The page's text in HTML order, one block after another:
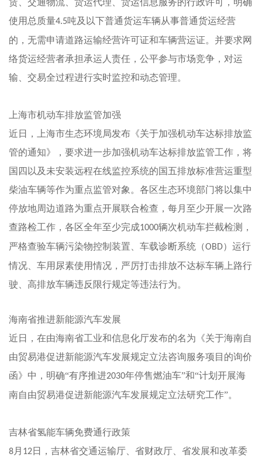
赁、交通物流、货运代理、货运信息服务的行政许可，明确
使用总质量4.5吨及以下普通货运车辆从事普通货运经营
的，无需申请道路运输经营许可证和车辆营运证。并要求网
络货运经营者承担承运人责任，公平参与市场竞争，对运
输、交易全过程进行实时监控和动态管理。
上海市机动车排放监管加强
近日，上海市生态环境局发布《关于加强机动车达标排放监
管的通知》，要求进一步加强机动车达标排放监管工作，将
国四以及未安装远程在线监控系统的国五排放标准营运重型
柴油车辆等作为重点监管对象。各区生态环境部门将以集中
停放地周边道路为重点开展联合检查，每月至少开展一次路
查路检工作，各区全年至少完成1000辆次机动车拦截检测，
严格查验车辆污染物控制装置、车载诊断系统（OBD）运行
情况、车用尿素使用情况，严厉打击排放不达标车辆上路行
驶、高排放车辆违反限行规定等违法行为。
海南省推进新能源汽车发展
近日，在由海南省工业和信息化厅发布的名为《关于海南自
由贸易港促进新能源汽车发展规定立法咨询服务项目的询价
函》中，明确“有序推进2030年停售燃油车”和“计划开展海
南自由贸易港促进新能源汽车发展规定立法研究工作”。
吉林省氢能车辆免费通行政策
8月 12日，吉林省交通运输厅、省财政厅、省发展和改革委